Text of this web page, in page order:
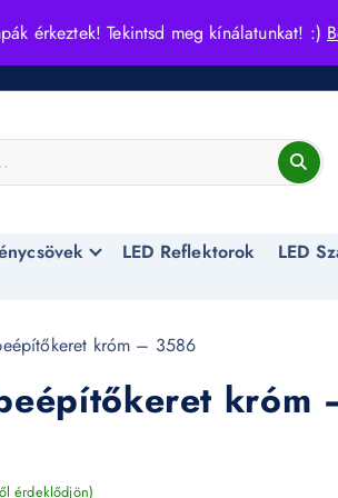
érkeztek! Tekintsd meg kínálatunkat! :)
LED Reflektorok LED
króm – 3586
króm
érdeklődjön)